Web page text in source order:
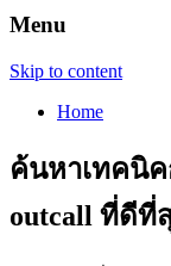
Menu
Skip to content
Home
ค้นหาเทคนิค
outcall ที่ดีที่